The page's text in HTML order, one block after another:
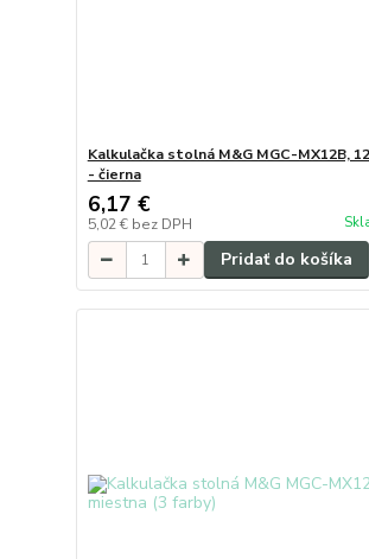
Kalkulačka stolná M&G MGC-MX12B,
- čierna
6,17 €
5,02 € bez DPH
Pridať do košíka